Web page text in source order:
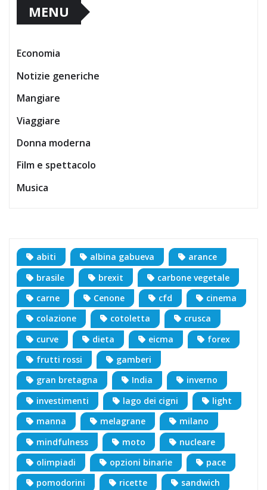
MENU
Economia
Notizie generiche
Mangiare
Viaggiare
Donna moderna
Film e spettacolo
Musica
abiti albina gabueva
arance
brasile
brexit
carbone vegetale
carne
Cenone cfd
cinema
colazione
cotoletta
crusca
curve
dieta eicma
forex
frutti rossi
gamberi
gran bretagna
India
inverno
investimenti
lago dei cigni
light
manna
melagrane
milano
mindfulness
moto
nucleare
olimpiadi
opzioni binarie
pace
pomodorini
ricette
sandwich